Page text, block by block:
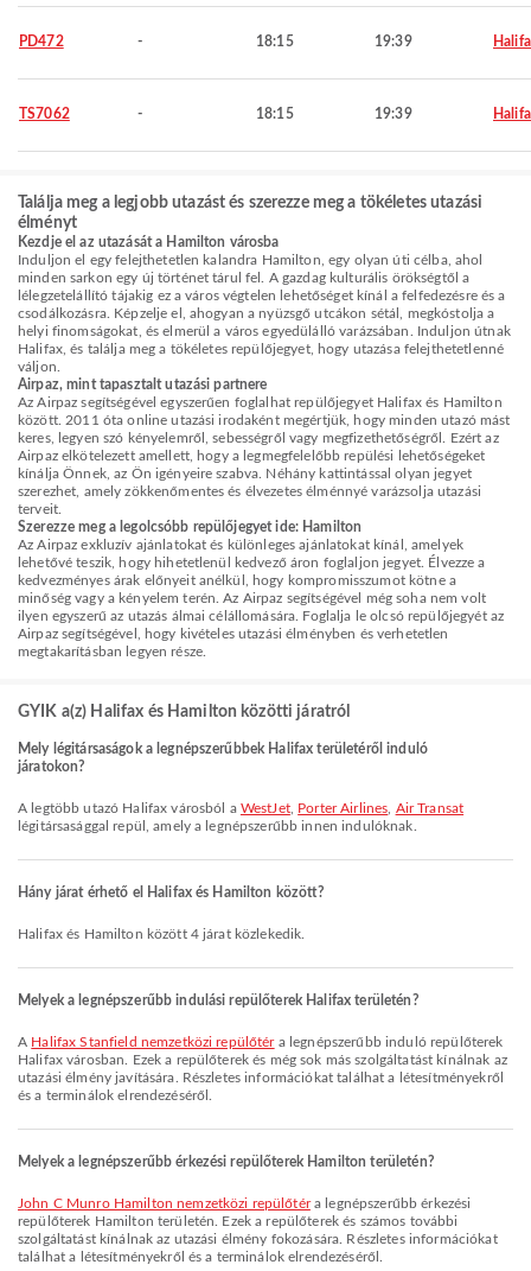
PD472 - 18:15 19:39
TS7062 - 18:15 19:39
Találja meg a legjobb utazást és szerezze meg a tökéletes utazási
élményt
Kezdje el az utazását a Hamilton városba
Induljon el egy felejthetetlen kalandra Hamilton, egy olyan úti célba, ahol
minden sarkon egy új történet tárul fel. A gazdag kulturális örökségtől a
lélegzetelállító tájakig ez a város végtelen lehetőséget kínál a felfedezésre és a
csodálkozásra. Képzelje el, ahogyan a nyüzsgő utcákon sétál, megkóstolja a
helyi finomságokat, és elmerül a város egyedülálló varázsában. Induljon útnak
Halifax, és találja meg a tökéletes repülőjegyet, hogy utazása felejthetetlenné
váljon.
Airpaz, mint tapasztalt utazási partnere
Az Airpaz segítségével egyszerűen foglalhat repülőjegyet Halifax és Hamilton
között. 2011 óta online utazási irodaként megértjük, hogy minden utazó mást
keres, legyen szó kényelemről, sebességről vagy megfizethetőségről. Ezért az
Airpaz elkötelezett amellett, hogy a legmegfelelőbb repülési lehetőségeket
kínálja Önnek, az Ön igényeire szabva. Néhány kattintással olyan jegyet
szerezhet, amely zökkenőmentes és élvezetes élménnyé varázsolja utazási
terveit.
Szerezze meg a legolcsóbb repülőjegyet ide: Hamilton
Az Airpaz exkluzív ajánlatokat és különleges ajánlatokat kínál, amelyek
lehetővé teszik, hogy hihetetlenül kedvező áron foglaljon jegyet. Élvezze a
kedvezményes árak előnyeit anélkül, hogy kompromisszumot kötne a
minőség vagy a kényelem terén. Az Airpaz segítségével még soha nem volt
ilyen egyszerű az utazás álmai célállomására. Foglalja le olcsó repülőjegyét az
Airpaz segítségével, hogy kivételes utazási élményben és verhetetlen
megtakarításban legyen része.
GYIK a(z) Halifax és Hamilton közötti járatról
Mely légitársaságok a legnépszerűbbek Halifax területéről induló
járatokon?
A legtöbb utazó Halifax városból a WestJet, Porter Airlines Air Transat
légitársasággal repül, amely a legnépszerűbb innen indulóknak.
Hány járat érhető el Halifax és Hamilton között?
Halifax és Hamilton között 4 járat közlekedik.
Melyek a legnépszerűbb indulási repülőterek Halifax területén?
Halifax Stanfield nemzetközi repülőtéra legnépszerűbb induló repülőterek
Halifax városban. Ezek a repülőterek és még sok más szolgáltatást kínálnak az
utazási élmény javítására. Részletes információkat találhat a létesítményekről
és a terminálok elrendezéséről.
Melyek a legnépszerűbb érkezési repülőterek Hamilton területén?
John C Munro Hamilton nemzetközi repülőtéra legnépszerűbb érkezési
repülőterek Hamilton területén. Ezek a repülőterek és számos további
szolgáltatást kínálnak az utazási élmény fokozására. Részletes információkat
találhat a létesítményekről és a terminálok elrendezéséről.